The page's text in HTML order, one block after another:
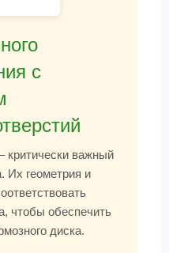
с
критически важный
Их геометрия и
чтобы обеспечить
диска.